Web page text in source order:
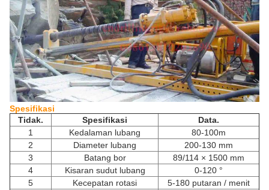
Spesifikasi
Tidak.
Spesifikasi
Data.
1
Kedalaman lubang
80-100m
2
Diameter lubang
200-130 mm
3
Batang bor
89/114 × 1500 mm
4
Kisaran sudut lubang
0-120 °
5
Kecepatan rotasi
5-180 putaran / menit